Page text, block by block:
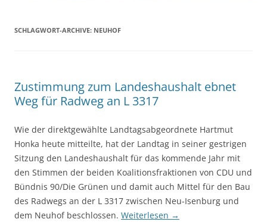
SCHLAGWORT-ARCHIVE: NEUHOF
Zustimmung zum Landeshaushalt ebnet
Weg für Radweg an L 3317
Wie der direktgewählte Landtagsabgeordnete Hartmut
Honka heute mitteilte, hat der Landtag in seiner gestrigen
Sitzung den Landeshaushalt für das kommende Jahr mit
den Stimmen der beiden Koalitionsfraktionen von CDU und
Bündnis 90/Die Grünen und damit auch Mittel für den Bau
des Radwegs an der L 3317 zwischen Neu-Isenburg und
dem Neuhof beschlossen. Weiterlesen →